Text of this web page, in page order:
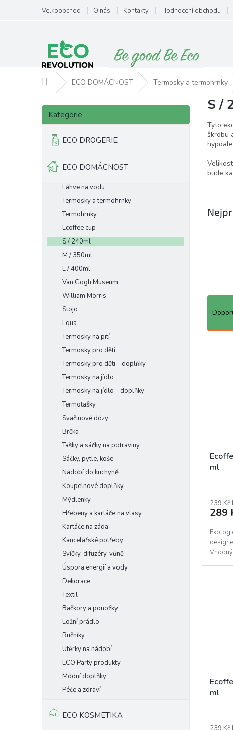
obsah
Velkoobchod O nás Kontakty Hodnocení obchodu
Domů ECO DOMÁCNOST Termosky a termohrnky
P
s
n
Přeskočit
kategorie
Kategorie
ECO DROGERIE
ECO DOMÁCNOST
Láhve na vodu
Termosky a termohrnky
Termohrnky
Ecoffee cup
S / 240ml
M / 350ml
L / 400ml
Van Gogh Museum
William Morris
Stojo
Equa
Termosky na pití
Termosky pro děti
Termosky pro děti - doplňky
Termosky na jídlo
Termosky na jídlo - doplňky
Termotašky
Svačinové dózy
Brčka
Tašky a sáčky na potraviny
Sáčky, pytle, koše
Nádobí do kuchyně
Koupelnové doplňky
Mýdlenky
Hřebeny a kartáče na vlasy
Kartáče na záda
Kancelářské potřeby
Svíčky, difuzéry, vůně
Úspora energií a vody
Dekorace
Textil
Bačkory a ponožky
Ložní prádlo
Ručníky
Utěrky na nádobí
ECO Party produkty
Módní doplňky
Péče a zdraví
ECO KOSMETIKA
S /
Tyto
škrobu
bude
Ř
e
k
tml
je
z
5
239 Kč
289
ml